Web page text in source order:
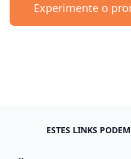
Experimente o
ESTES LINKS